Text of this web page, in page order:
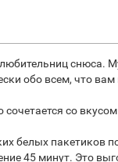
обо всем, что
со
белых
45 минут. Это